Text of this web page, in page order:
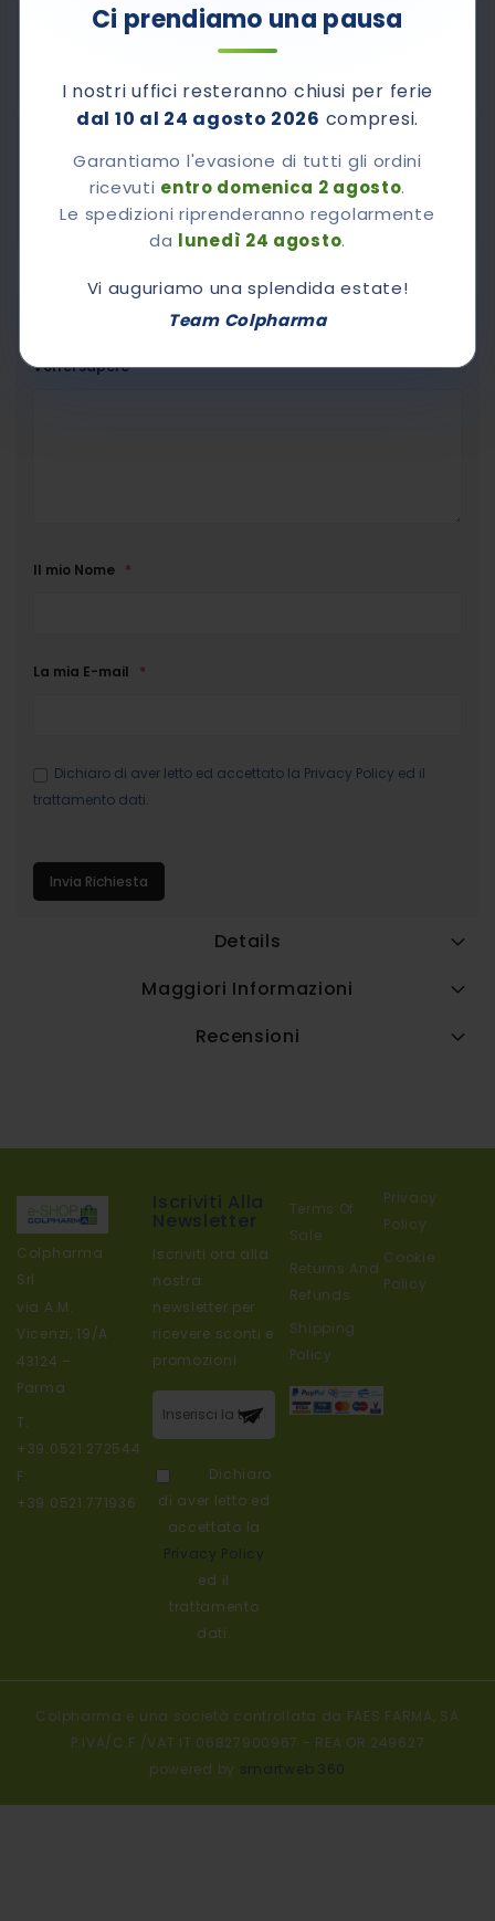
Ci prendiamo una pausa
I nostri uffici resteranno chiusi per ferie
dal 10 al 24 agosto 2026 compresi.
Garantiamo l'evasione di tutti gli ordini
ricevuti entro domenica 2 agosto.
Le spedizioni riprenderanno regolarmente
da lunedì 24 agosto.
Vi auguriamo una splendida estate!
Team Colpharma
Contattaci al numero verde 800-510661
Dal lunedì al venerdì dalle 8,30 alle 12,30 e dalle 14.00
alle 17.00
Chiedi A Colpharma
Vorrei sapere
Il mio Nome
La mia E-mail
Dichiaro di aver letto ed accettato la Privacy Policy ed il
trattamento dati.
Invia Richiesta
Details
Maggiori Informazioni
Recensioni
Colpharma
Srl
via A.M.
Vicenzi, 19/A
43124 –
Parma
T.
+39.0521.272544
F:
+39.0521.771936
Iscriviti ora alla
nostra
newsletter per
ricevere sconti e
promozioni
Iscriviti alla
nostra
Dichiaro
di aver letto ed
accettato la
ed il
trattamento
dati.
Terms Of
Sale
Returns And
Refunds
Shipping
Policy
Privacy
Policy
Cookie
Policy
Colpharma e una società controllata da FAES FARMA, SA
P.IVA/C.F./VAT IT 06827900967 - REA OR 249627
powered by